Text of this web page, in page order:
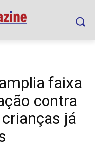
faixa
contra
já